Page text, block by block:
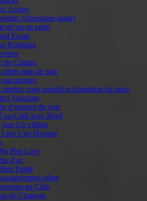
Action
(chronique santé)
qu’on en parle
Ecran
Pratiques
de Culture
pieds dans le parc
racontottes
rendez vous emploi et formation du mois
Vaucluse
d’emploi du jour
ou Café avec René
Un village
Une Histoire
Pop Love
d’oc
Parlat
vôtre
au Club
de Chapeau